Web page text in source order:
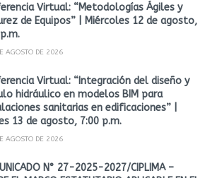
Virtual: “Metodologías Ágiles y
de Equipos” | Miércoles 12 de agosto,
AGOSTO DE 2026
Virtual: “Integración del diseño y
hidráulico en modelos BIM para
sanitarias en edificaciones” |
13 de agosto, 7:00 p.m.
AGOSTO DE 2026
N° 27-2025-2027/CIPLIMA –